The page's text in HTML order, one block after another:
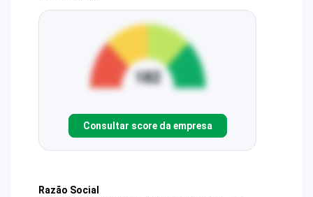
Consultar score da empresa
Razão Social